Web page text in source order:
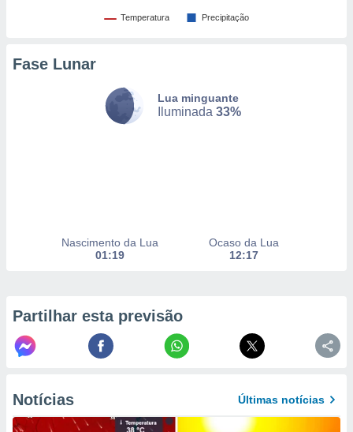
em “
na
utilizar
criar
Temperatura Precipitação
Fase Lunar
Lua minguante
Iluminada 33%
Nascimento da Lua
01:19
Ocaso da Lua
12:17
Partilhar esta previsão
Notícias Últimas notícias